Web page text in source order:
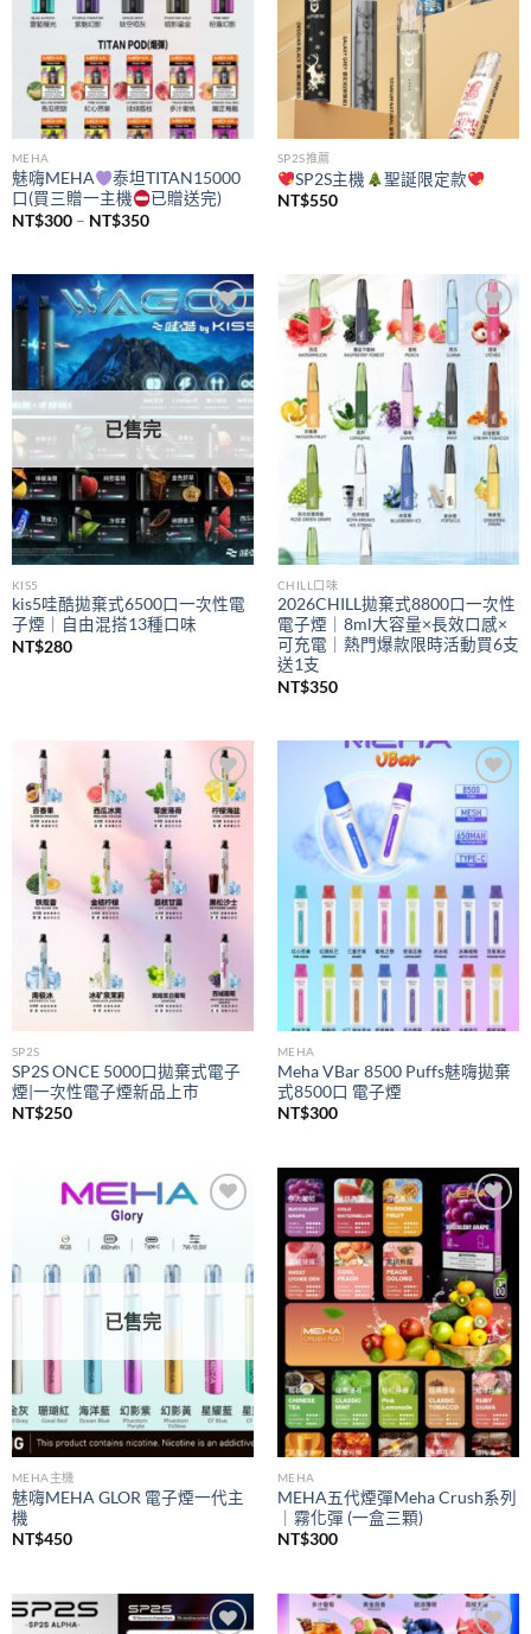
MEHA
魅嗨MEHA
泰坦TITAN15000
口(買三贈一主機
已贈送完)
NT$300 – NT$350價
NT$300
到
NT$350
SP2S推薦
SP2S主機
聖誕限定款
NT$550
Add to
wishlist
已售完
KIS5
kis5哇酷拋棄式6500口一次性電
子煙｜自由混搭13種口味
NT$280
Add to
wishlist
CHILL口味
2026CHILL拋棄式8800口一次性
電子煙｜8ml大容量×長效口感×
可充電｜熱門爆款限時活動買6支
送1支
NT$350
Add to
wishlist
SP2S
SP2S ONCE 5000口拋棄式電子
煙|一次性電子煙新品上市
NT$250
Add to
wishlist
MEHA
Meha VBar 8500 Puffs魅嗨拋棄
式8500口 電子煙
NT$300
wishlist
已售完
MEHA主機
魅嗨MEHA GLOR 電子煙一代主
機
NT$450
Add to
wishlist
MEHA
MEHA五代煙彈Meha Crush系列
｜霧化彈 (一盒三顆)
NT$300